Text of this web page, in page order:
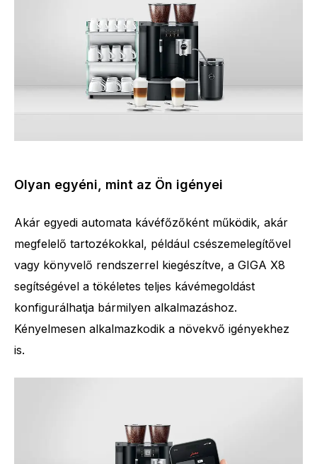
Olyan egyéni, mint az Ön igényei
Akár egyedi automata kávéfőzőként működik, akár
megfelelő tartozékokkal, például csészemelegítővel
vagy könyvelő rendszerrel kiegészítve, a GIGA X8
segítségével a tökéletes teljes kávémegoldást
konfigurálhatja bármilyen alkalmazáshoz.
Kényelmesen alkalmazkodik a növekvő igényekhez
is.